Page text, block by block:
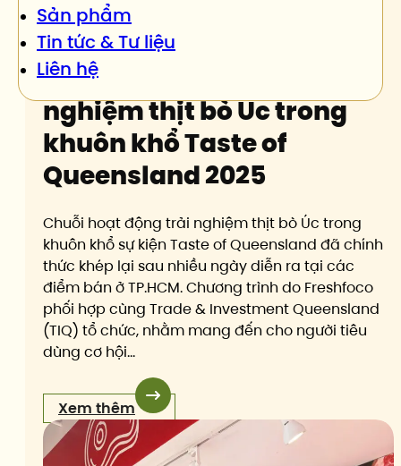
Sản phẩm
Tin tức & Tư liệu
Liên hệ
Tiêu điểm hôm nay
Tổng kết chương trình trải
nghiệm thịt bò Úc trong
khuôn khổ Taste of
Queensland 2025
Chuỗi hoạt động trải nghiệm thịt bò Úc trong
khuôn khổ sự kiện Taste of Queensland đã chính
thức khép lại sau nhiều ngày diễn ra tại các
điểm bán ở TP.HCM. Chương trình do Freshfoco
phối hợp cùng Trade & Investment Queensland
(TIQ) tổ chức, nhằm mang đến cho người tiêu
dùng cơ hội…
Xem thêm